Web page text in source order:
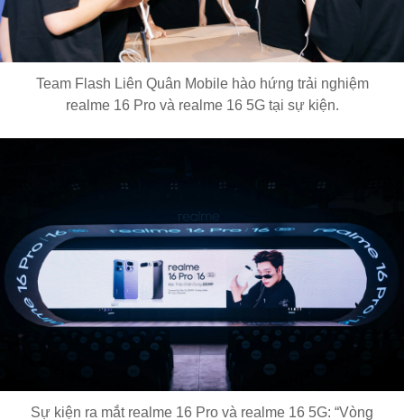
Team Flash Liên Quân Mobile hào hứng trải nghiệm
realme 16 Pro và realme 16 5G tại sự kiện.
Sự kiện ra mắt realme 16 Pro và realme 16 5G: “Vòng